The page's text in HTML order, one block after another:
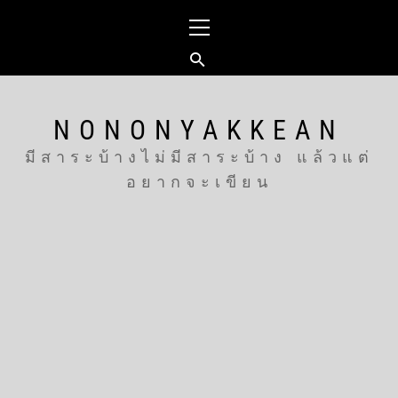
Menu
NONONYAKKEAN
มีสาระบ้างไม่มีสาระบ้าง แล้วแต่
อยากจะเขียน